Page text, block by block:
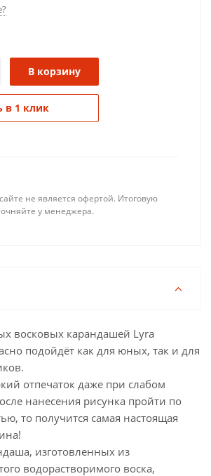
В корзину
в 1 клик
не является офертой. Итоговую
у менеджера.
восковых карандашей Lyra
подойдёт как для юных, так и для
отпечаток даже при слабом
нанесения рисунка пройти по
то получится самая настоящая
изготовленных из
водорастворимого воска,